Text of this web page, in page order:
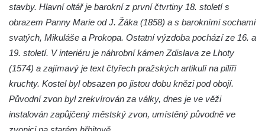
Vltavou
Márnice na hřbitově v Lužci nad Vltavou
Kostel svatého Havla na hřbitově v
Hrobčicích
Kaple svatého Vavřince v Mirošovicích
Márnice na hřbitově v Račicích
stavby. Hlavní oltář je barokní z první čtvrtiny 18. století s
obrazem Panny Marie od J. Žáka (1858) a s barokními sochami
svatých, Mikuláše a Prokopa. Ostatní výzdoba pochází ze 16. a
19. století. V interiéru je náhrobní kámen Zdislava ze Lhoty
(1574) a zajímavý je text čtyřech pražských artikulí na pilíři
kruchty. Kostel byl obsazen po jistou dobu knězi pod obojí.
Původní zvon byl zrekvírován za války, dnes je ve věži
instalován zapůjčený městský zvon, umístěný původně ve